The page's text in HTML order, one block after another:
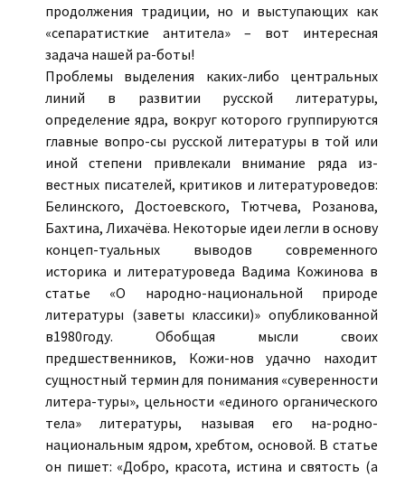
продолжения традиции, но и выступающих как
«сепаратисткие антитела» – вот интересная
задача нашей ра-боты!
Проблемы выделения каких-либо центральных
линий в развитии русской литературы,
определение ядра, вокруг которого группируются
главные вопро-сы русской литературы в той или
иной степени привлекали внимание ряда из-
вестных писателей, критиков и литературоведов:
Белинского, Достоевского, Тютчева, Розанова,
Бахтина, Лихачёва. Некоторые идеи легли в основу
концеп-туальных выводов современного
историка и литературоведа Вадима Кожинова в
статье «О народно-национальной природе
литературы (заветы классики)» опубликованной
в1980году. Обобщая мысли своих
предшественников, Кожи-нов удачно находит
сущностный термин для понимания «суверенности
литера-туры», цельности «единого органического
тела» литературы, называя его на-родно-
национальным ядром, хребтом, основой. В статье
он пишет: «Добро, красота, истина и святость (а